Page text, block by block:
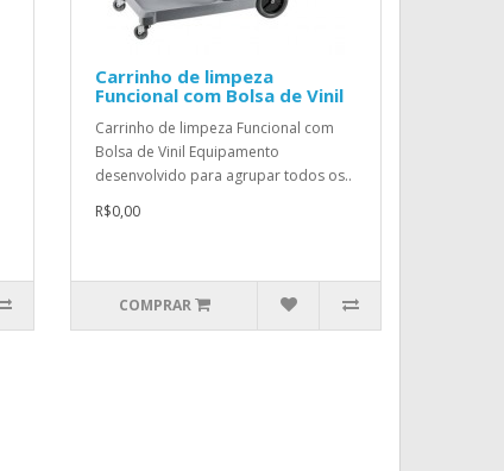
Carrinho de limpeza
Funcional com Bolsa de Vinil
Carrinho de limpeza Funcional com
Bolsa de Vinil Equipamento
desenvolvido para agrupar todos os..
R$0,00
COMPRAR